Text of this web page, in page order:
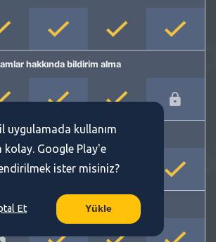
hakkında bildirim alma
uygulamada kullanım
kolay. Google Play'e
ister misiniz?
Et Yükle